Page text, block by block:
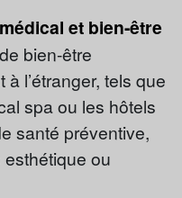
et bien-être
bien-être
l’étranger, tels que
spa ou les hôtels
santé préventive,
esthétique ou